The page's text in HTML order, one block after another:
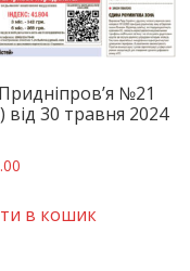
Придніпров’я №21
від 30 травня 2024
в кошик